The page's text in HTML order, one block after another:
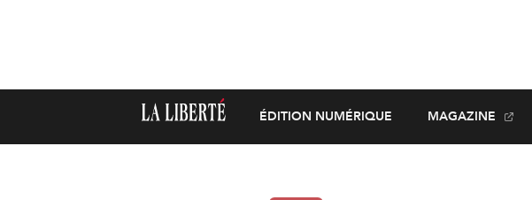
ÉDITION NUMÉRIQUE MAGAZINE